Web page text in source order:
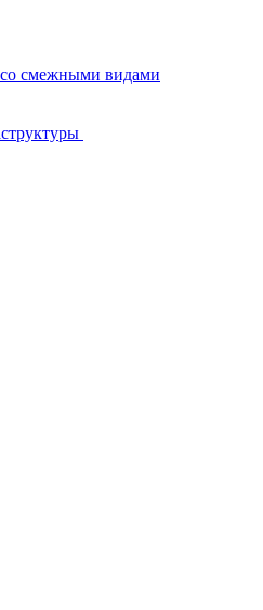
со смежными видами